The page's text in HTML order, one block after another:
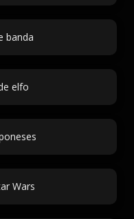
banda
elfo
Wars